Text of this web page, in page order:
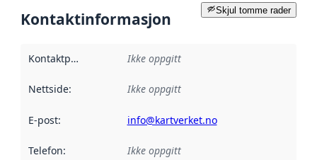
Skjul tomme rader
Kontaktinformasjon
Kontaktpunkt Ikke oppgitt
Nettside: Ikke oppgitt
E-post: info@kartverket.no
Telefon: Ikke oppgitt